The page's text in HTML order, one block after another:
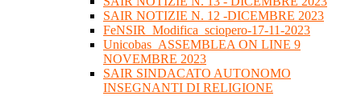
SAIR NOTIZIE N. 12 -DICEMBRE 2023
FeNSIR_Modifica_sciopero-17-11-2023
Unicobas_ASSEMBLEA ON LINE 9
NOVEMBRE 2023
SAIR SINDACATO AUTONOMO
INSEGNANTI DI RELIGIONE